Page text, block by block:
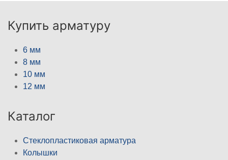
Купить арматуру
6 мм
8 мм
10 мм
12 мм
Каталог
Стеклопластиковая арматура
Колышки